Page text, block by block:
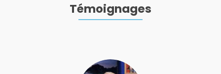
Témoignages